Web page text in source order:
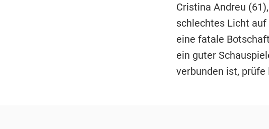
Cristina Andreu
schlechtes Licht
eine fatale
ein guter
verbunden ist,